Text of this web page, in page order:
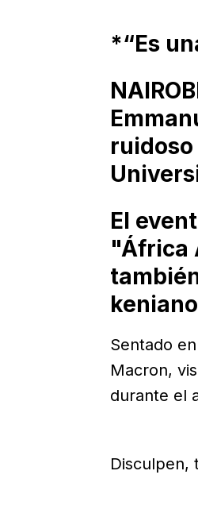
*“Es
El
"África
Sentado
Macron,
durante el
Disculpen,